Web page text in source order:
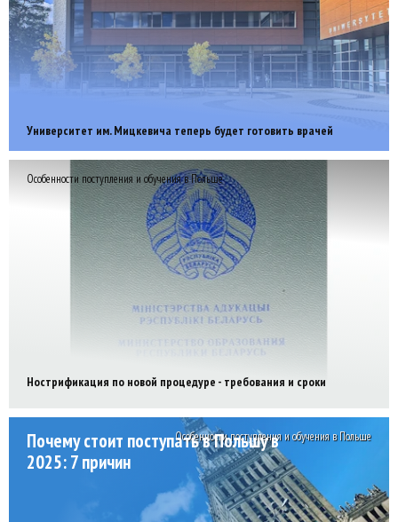
Университет им. Мицкевича теперь будет готовить врачей
Особенности поступления и обучения в Польше
Нострификация по новой процедуре - требования и сроки
Особенности поступления и обучения в Польше
Почему стоит поступать в Польшу в
2025: 7 причин